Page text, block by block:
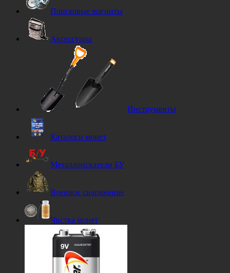
Поисковые магниты
Аксессуары
Инструменты
Каталоги монет
Металлоискатели БУ
Военное снаряжение
Чистка монет